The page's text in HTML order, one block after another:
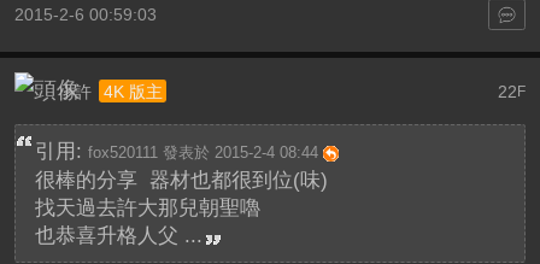
2015-2-6 00:59:03
22F
小許 4K 版主
引用: fox520111 發表於 2015-2-4 08:44
很棒的分享 器材也都很到位(味)
找天過去許大那兒朝聖嚕
也恭喜升格人父 ...